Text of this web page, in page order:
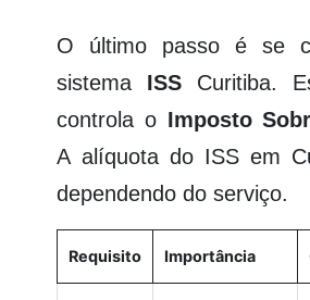
O último passo é se
sistema ISS Curitiba.
controla o Imposto
A alíquota do ISS em
dependendo do serviço.
Requisito Importância